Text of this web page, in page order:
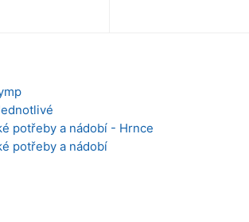
potřeby a nádobí - Hrnce
potřeby a nádobí